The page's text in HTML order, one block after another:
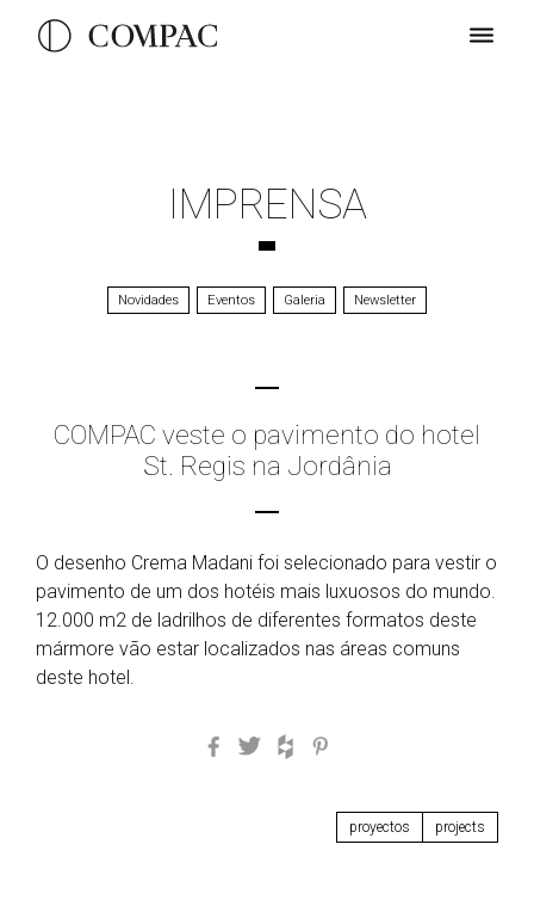
IMPRENSA
Novidades Eventos Galeria Newsletter
COMPAC veste o pavimento do hotel
St. Regis na Jordânia
O desenho Crema Madani foi selecionado para vestir o
pavimento de um dos hotéis mais luxuosos do mundo.
12.000 m2 de ladrilhos de diferentes formatos deste
mármore vão estar localizados nas áreas comuns
deste hotel.
Facebook
TwitterHouzz
projects
proyectos